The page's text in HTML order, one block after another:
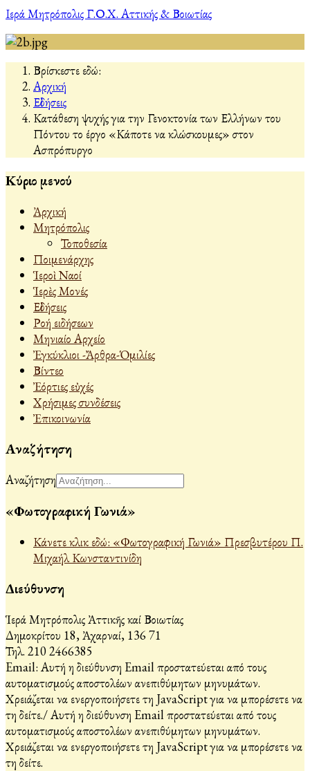
Ιερά Μητρόπολις Γ.Ο.Χ. Αττικής & Βοιωτίας
Βρίσκεστε εδώ:
Αρχική
Εἰδήσεις
Κατάθεση ψυχής για την Γενοκτονία των Ελλήνων του
Πόντου το έργο «Κάποτε να κλώσκουμες» στον
Ασπρόπυργο
Κύριο μενού
Ἀρχική
Μητρόπολις
Τοποθεσία
Ποιμενάρχης
Ἱεροὶ Ναοί
Ἱερὲς Μονές
Εἰδήσεις
Ροή ειδήσεων
Μηνιαίο Αρχείο
Ἐγκύκλιοι -Ἄρθρα-Ὁμιλίες
Βίντεο
Ἐόρτιες εὐχές
Χρήσιμες συνδέσεις
Ἐπικοινωνία
Αναζήτηση
Αναζήτηση
«Φωτογραφική Γωνιά»
Κάνετε κλικ εδώ: «Φωτογραφική Γωνιά» Πρεσβυτέρου Π.
Μιχαήλ Κωνσταντινίδη
Διεύθυνση
Ἱερά Μητρόπολις Ἀττικῆς καί Βοιωτίας
Δημοκρίτου 18, Ἀχαρναί, 136 71
Τηλ. 210 2466385
Email: Αυτή η διεύθυνση Email προστατεύεται από τους
αυτοματισμούς αποστολέων ανεπιθύμητων μηνυμάτων.
Χρειάζεται να ενεργοποιήσετε τη JavaScript για να μπορέσετε να
τη δείτε./Αυτή η διεύθυνση Email προστατεύεται από τους
αυτοματισμούς αποστολέων ανεπιθύμητων μηνυμάτων.
Χρειάζεται να ενεργοποιήσετε τη JavaScript για να μπορέσετε να
τη δείτε.